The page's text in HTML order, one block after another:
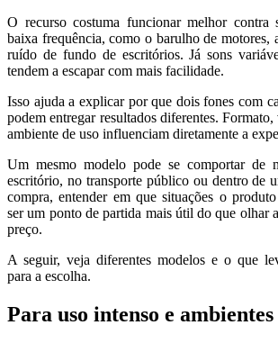
O recurso costuma funcionar melhor contra
baixa frequência, como o barulho de motores,
ruído de fundo de escritórios. Já sons
tendem a escapar com mais facilidade.
Isso ajuda a explicar por que dois fones com
podem entregar resultados diferentes.
ambiente de uso influenciam diretamente a
Um mesmo modelo pode se comportar de
escritório, no transporte público ou dentro de
compra, entender em que situações o
ser um ponto de partida mais útil do que olhar
preço.
A seguir, veja diferentes modelos e o que
para a escolha.
Para uso intenso e